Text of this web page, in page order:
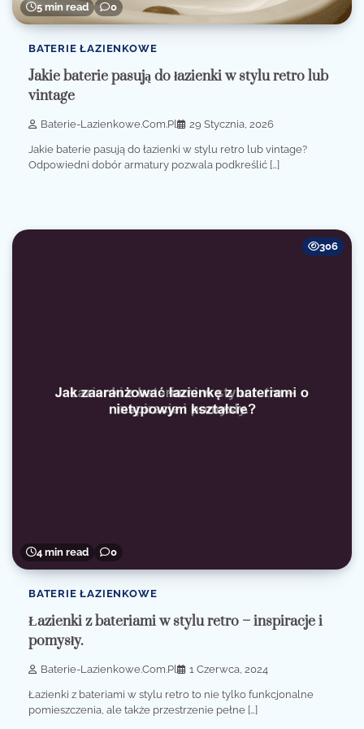
5 min read 0
BATERIE ŁAZIENKOWE
Jakie baterie pasują do łazienki w stylu retro lub
vintage
Baterie-Lazienkowe.com.pl 29 Stycznia, 2026
Jakie baterie pasują do łazienki w stylu retro lub vintage?
Odpowiedni dobór armatury pozwala podkreślić […]
4 min read 0
306
BATERIE ŁAZIENKOWE
Łazienki z bateriami w stylu retro – inspiracje i
pomysły.
Baterie-Lazienkowe.com.pl 1 Czerwca, 2024
Łazienki z bateriami w stylu retro to nie tylko funkcjonalne
pomieszczenia, ale także przestrzenie pełne […]